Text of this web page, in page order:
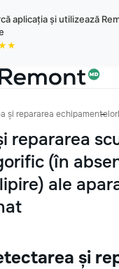
aplicația și utilizează
și repararea echipamentelor
repararea
(în
ale
și